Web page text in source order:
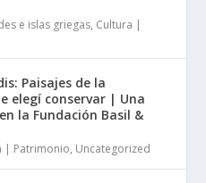
e islas griegas, Cultura |
Paisajes de la
elegí conservar | Una
la Fundación Basil &
| Patrimonio, Uncategorized